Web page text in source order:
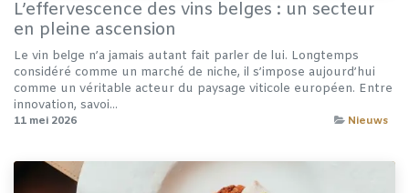
L’effervescence des vins belges : un secteur
en pleine ascension
Le vin belge n’a jamais autant fait parler de lui. Longtemps
considéré comme un marché de niche, il s’impose aujourd’hui
comme un véritable acteur du paysage viticole européen. Entre
innovation, savoi...
11 mei 2026 Nieuws